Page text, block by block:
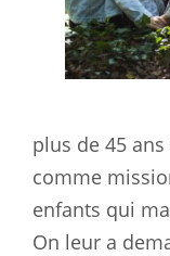
plus de 45
comme
enfants qui
On leur a